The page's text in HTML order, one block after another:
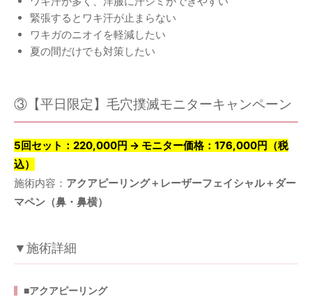
緊張するとワキ汗が止まらない
ワキガのニオイを軽減したい
夏の間だけでも対策したい
③【平日限定】毛穴撲滅モニターキャンペーン
5回セット：220,000円 → モニター価格：176,000円（税
込）
施術内容： アクアピーリング＋レーザーフェイシャル＋ダー
マペン（鼻・鼻横）
▼施術詳細
■アクアピーリング